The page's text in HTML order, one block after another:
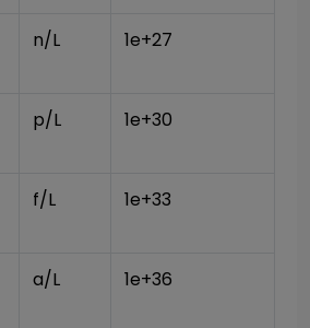
n/L 1e+27
p/L 1e+30
f/L 1e+33
a/L 1e+36